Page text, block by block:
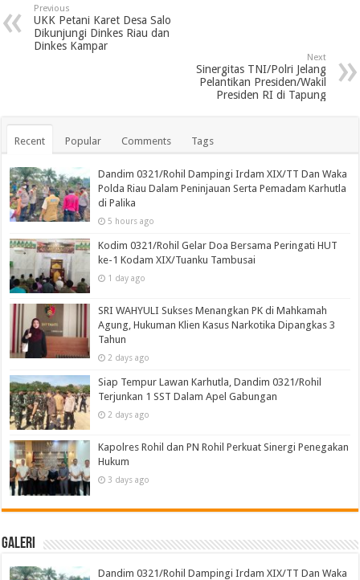
Previous
UKK Petani Karet Desa Salo
Dikunjungi Dinkes Riau dan
Dinkes Kampar
Next
Sinergitas TNI/Polri Jelang
Pelantikan Presiden/Wakil
Presiden RI di Tapung
Recent Popular Comments Tags
Dandim 0321/Rohil Dampingi Irdam XIX/TT Dan Waka
Polda Riau Dalam Peninjauan Serta Pemadam Karhutla
di Palika
5 hours ago
Kodim 0321/Rohil Gelar Doa Bersama Peringati HUT
ke-1 Kodam XIX/Tuanku Tambusai
1 day ago
SRI WAHYULI Sukses Menangkan PK di Mahkamah
Agung, Hukuman Klien Kasus Narkotika Dipangkas 3
Tahun
2 days ago
Siap Tempur Lawan Karhutla, Dandim 0321/Rohil
Terjunkan 1 SST Dalam Apel Gabungan
2 days ago
Kapolres Rohil dan PN Rohil Perkuat Sinergi Penegakan
Hukum
3 days ago
Galeri
Dandim 0321/Rohil Dampingi Irdam XIX/TT Dan Waka